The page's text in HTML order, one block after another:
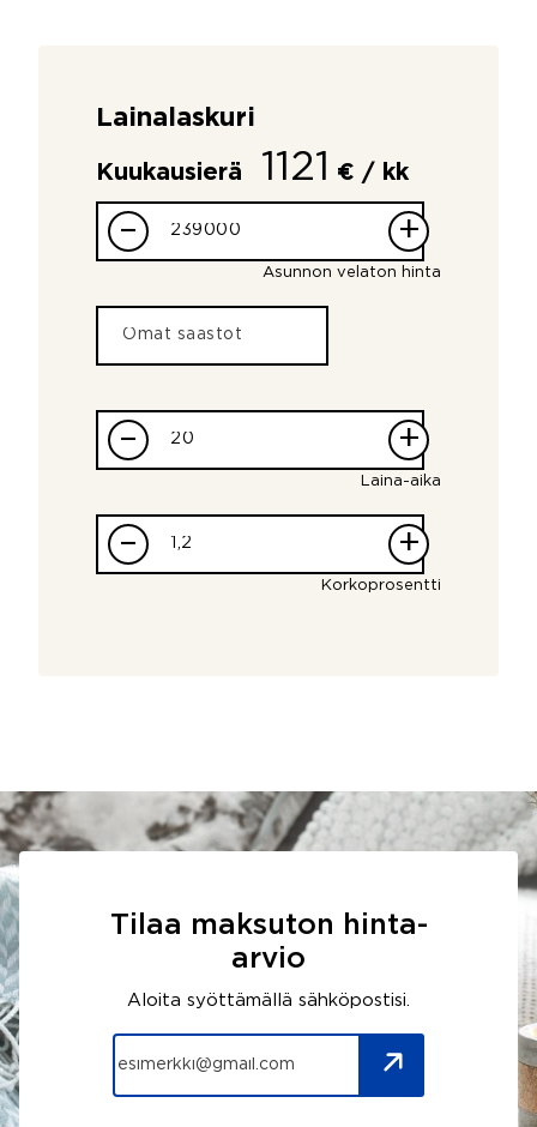
Lainalaskuri
Kuukausierä 1121 € / kk
– +
Asunnon velaton hinta
– +
Laina-aika
– +
Korkoprosentti
Tilaa maksuton hinta-
arvio
Aloita syöttämällä sähköpostisi.